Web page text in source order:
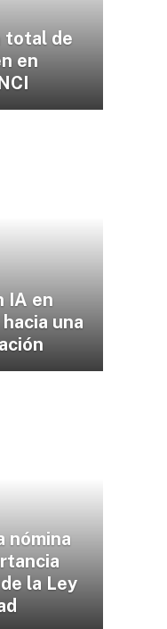
total de
en
IA en
una
nómina
la Ley